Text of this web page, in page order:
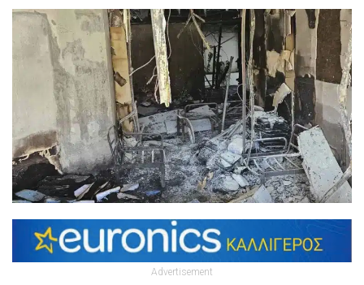
Advertisement